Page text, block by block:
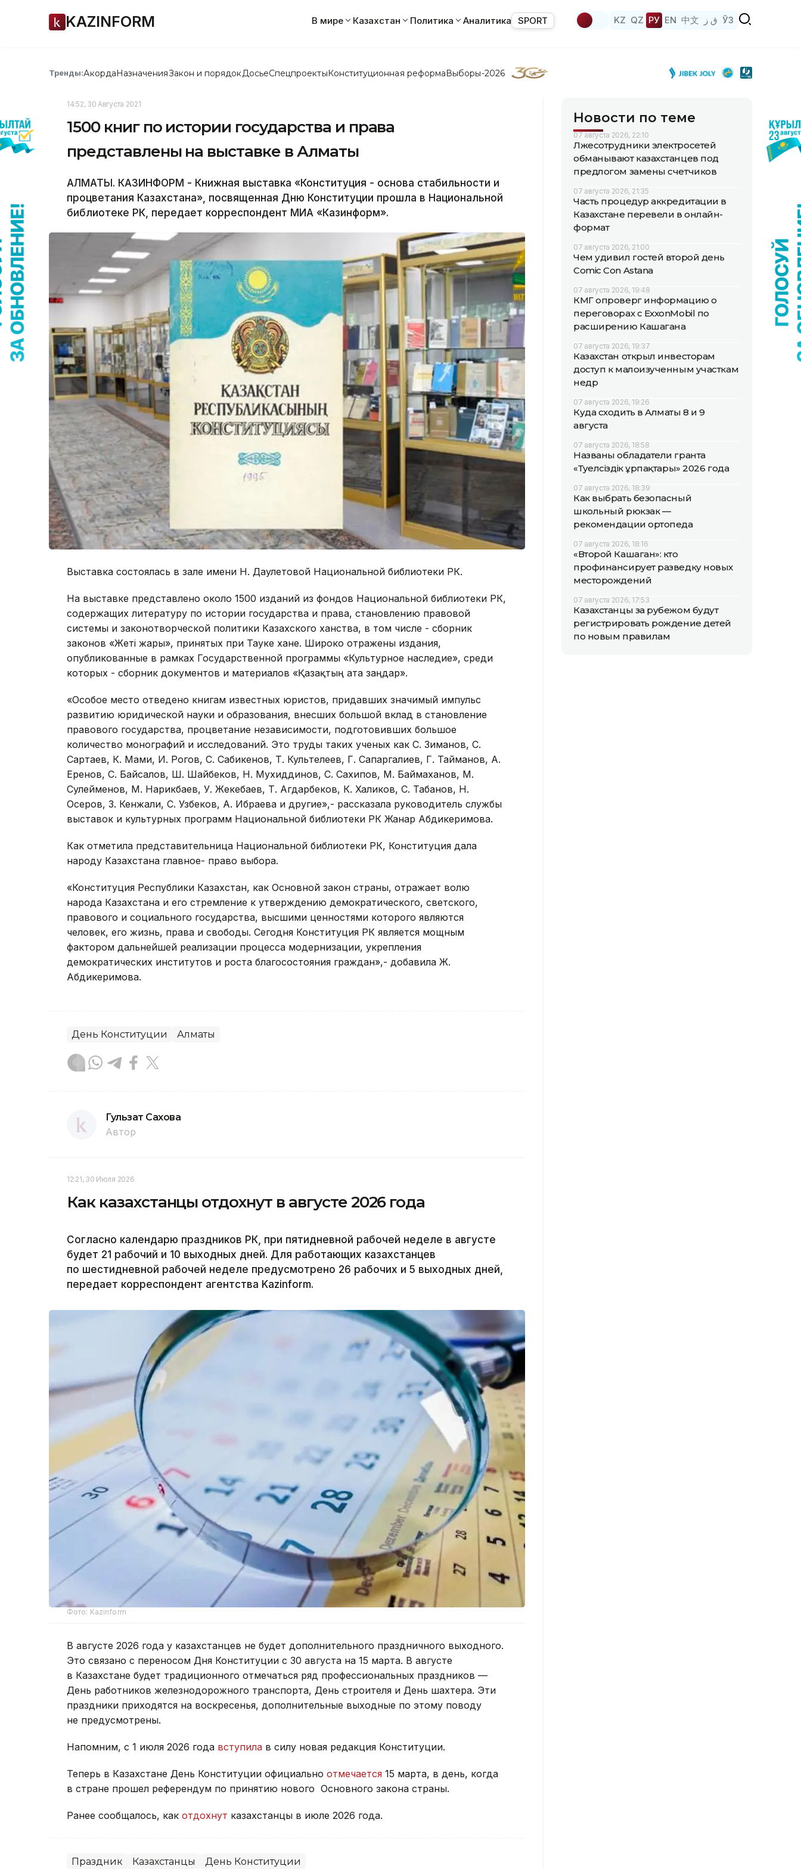
KAZINFORM В мире Казахстан Политика Аналитика SPORT KZ QZ РУ EN 中文 ق ز ЎЗ
Тренды:АкордаНазначенияЗакон и порядок ДосьеСпецпроектыКонституционная реформаВыборы-2026
14:52, 30 Августа 2021
1500 книг по истории государства и права
представлены на выставке в Алматы
АЛМАТЫ. КАЗИНФОРМ - Книжная выставка «Конституция - основа стабильности и
процветания Казахстана», посвященная Дню Конституции прошла в Национальной
библиотеке РК, передает корреспондент МИА «Казинформ».
Выставка состоялась в зале имени Н. Даулетовой Национальной библиотеки РК.
На выставке представлено около 1500 изданий из фондов Национальной библиотеки РК,
содержащих литературу по истории государства и права, становлению правовой
системы и законотворческой политики Казахского ханства, в том числе - сборник
законов «Жеті жарғы», принятых при Тауке хане. Широко отражены издания,
опубликованные в рамках Государственной программы «Культурное наследие», среди
которых - сборник документов и материалов «Қазақтың ата заңдар».
«Особое место отведено книгам известных юристов, придавших значимый импульс
развитию юридической науки и образования, внесших большой вклад в становление
правового государства, процветание независимости, подготовивших большое
количество монографий и исследований. Это труды таких ученых как С. Зиманов, С.
Сартаев, К. Мами, И. Рогов, С. Сабикенов, Т. Культелеев, Г. Сапаргалиев, Г. Тайманов, А.
Еренов, С. Байсалов, Ш. Шайбеков, Н. Мухиддинов, С. Сахипов, М. Баймаханов, М.
Сулейменов, М. Нарикбаев, У. Жекебаев, Т. Агдарбеков, К. Халиков, С. Табанов, Н.
Осеров, З. Кенжали, С. Узбеков, А. Ибраева и другие»,- рассказала руководитель службы
выставок и культурных программ Национальной библиотеки РК Жанар Абдикеримова.
Как отметила представительница Национальной библиотеки РК, Конституция дала
народу Казахстана главное- право выбора.
«Конституция Республики Казахстан, как Основной закон страны, отражает волю
народа Казахстана и его стремление к утверждению демократического, светского,
правового и социального государства, высшими ценностями которого являются
человек, его жизнь, права и свободы. Сегодня Конституция РК является мощным
фактором дальнейшей реализации процесса модернизации, укрепления
демократических институтов и роста благосостояния граждан»,- добавила Ж.
Абдикеримова.
День Конституции Алматы
Гульзат Сахова
Автор
12:21, 30 Июля 2026
Как казахстанцы отдохнут в августе 2026 года
Согласно календарю праздников РК, при пятидневной рабочей неделе в августе
будет 21 рабочий и 10 выходных дней. Для работающих казахстанцев
по шестидневной рабочей неделе предусмотрено 26 рабочих и 5 выходных дней,
передает корреспондент агентства Kazinform.
Фото: Kazinform
В августе 2026 года у казахстанцев не будет дополнительного праздничного выходного.
Это связано с переносом Дня Конституции с 30 августа на 15 марта. В августе
в Казахстане будет традиционного отмечаться ряд профессиональных праздников —
День работников железнодорожного транспорта, День строителя и День шахтера. Эти
праздники приходятся на воскресенья, дополнительные выходные по этому поводу
не предусмотрены.
Напомним, с 1 июля 2026 года вступила в силу новая редакция Конституции.
Теперь в Казахстане День Конституции официально отмечается 15 марта, в день, когда
в стране прошел референдум по принятию нового Основного закона страны.
Ранее сообщалось, как отдохнут казахстанцы в июле 2026 года.
Праздник Казахстанцы День Конституции
Новости по теме
07 августа 2026, 22:10
Лжесотрудники электросетей
обманывают казахстанцев под
предлогом замены счетчиков
07 августа 2026, 21:35
Часть процедур аккредитации в
Казахстане перевели в онлайн-
формат
07 августа 2026, 21:00
Чем удивил гостей второй день
Comic Con Astana
07 августа 2026, 19:48
КМГ опроверг информацию о
переговорах с ExxonMobil по
расширению Кашагана
07 августа 2026, 19:37
Казахстан открыл инвесторам
доступ к малоизученным участкам
недр
07 августа 2026, 19:26
Куда сходить в Алматы 8 и 9
августа
07 августа 2026, 18:58
Названы обладатели гранта
«Тәуелсіздік ұрпақтары» 2026 года
07 августа 2026, 18:39
Как выбрать безопасный
школьный рюкзак —
рекомендации ортопеда
07 августа 2026, 18:16
«Второй Кашаган»: кто
профинансирует разведку новых
месторождений
07 августа 2026, 17:53
Казахстанцы за рубежом будут
регистрировать рождение детей
по новым правилам